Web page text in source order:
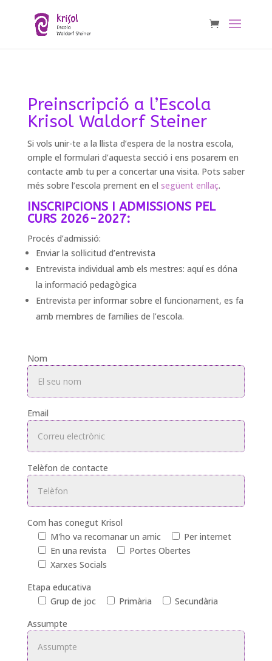
Preinscripció a l’Escola
Krisol Waldorf Steiner
Si vols unir-te a la llista d’espera de la nostra escola,
omple el formulari d’aquesta secció i ens posarem en
contacte amb tu per a concertar una visita. Pots saber
més sobre l’escola prement en el següent enllaç.
INSCRIPCIONS I ADMISSIONS PEL
CURS 2026-2027:
Procés d’admissió:
Enviar la sol·licitud d’entrevista
Entrevista individual amb els mestres: aquí es dóna
la informació pedagògica
Entrevista per informar sobre el funcionament, es fa
amb membres de famílies de l’escola.
Nom
Email
Telèfon de contacte
Com has conegut Krisol
M'ho va recomanar un amic
Per internet
En una revista
Portes Obertes
Xarxes Socials
Etapa educativa
Grup de joc
Primària
Secundària
Assumpte